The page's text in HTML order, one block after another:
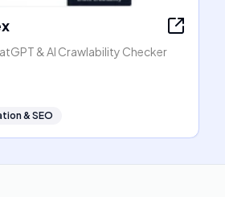
& AI Crawlability Checker
& SEO